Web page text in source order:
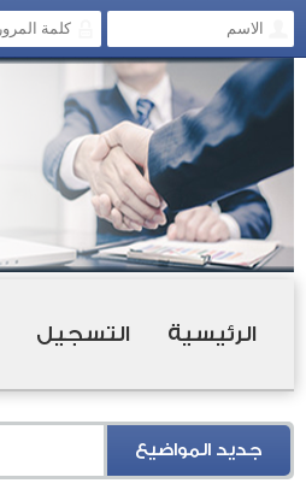
الرئيسية التسجيل
جديد المواضيع